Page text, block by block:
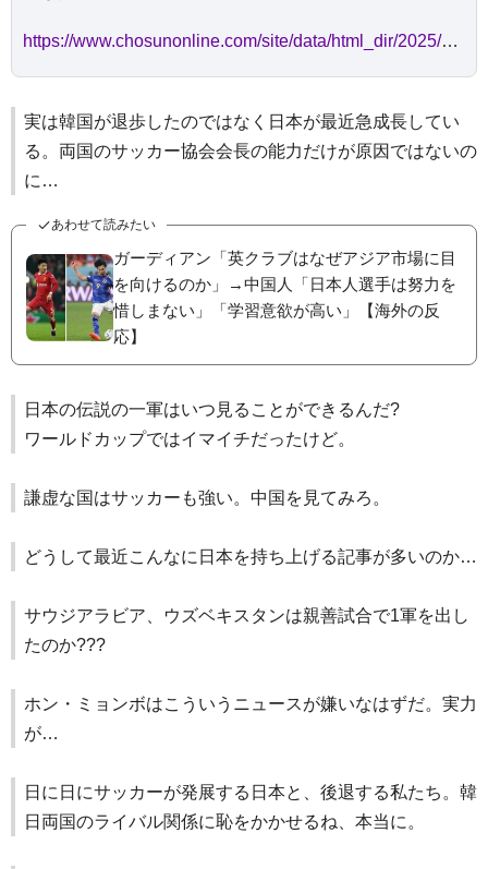
https://www.chosunonline.com/site/data/html_dir/2025/02/27/2025022780021.html
実は韓国が退歩したのではなく日本が最近急成長してい
る。両国のサッカー協会会長の能力だけが原因ではないの
に…
あわせて読みたい
ガーディアン「英クラブはなぜアジア市場に目
を向けるのか」→中国人「日本人選手は努力を
惜しまない」「学習意欲が高い」【海外の反
応】
日本の伝説の一軍はいつ見ることができるんだ?
ワールドカップではイマイチだったけど。
謙虚な国はサッカーも強い。中国を見てみろ。
どうして最近こんなに日本を持ち上げる記事が多いのか…
サウジアラビア、ウズベキスタンは親善試合で1軍を出し
たのか???
ホン・ミョンボはこういうニュースが嫌いなはずだ。実力
が…
日に日にサッカーが発展する日本と、後退する私たち。韓
日両国のライバル関係に恥をかかせるね、本当に。